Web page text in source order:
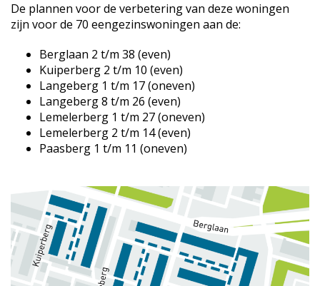
De plannen voor de verbetering van deze woningen
zijn voor de 70 eengezinswoningen aan de:
Berglaan 2 t/m 38 (even)
Kuiperberg 2 t/m 10 (even)
Langeberg 1 t/m 17 (oneven)
Langeberg 8 t/m 26 (even)
Lemelerberg 1 t/m 27 (oneven)
Lemelerberg 2 t/m 14 (even)
Paasberg 1 t/m 11 (oneven)